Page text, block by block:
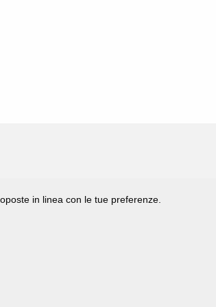
in linea con le tue preferenze.